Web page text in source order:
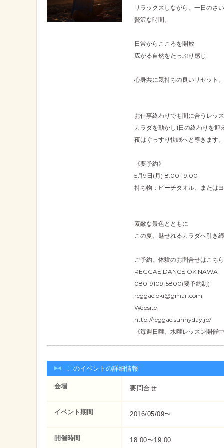
リラックスしながら、一日のさ
贅沢な時間。
日常からこころを開放
広がる自然をたっぷり感じ
心身共に気持ちの良いリセット。
お仕事終わりでも間に合うレッ
カラダを動かし1日の終わりを迎
夜はぐっすり快眠へと導きます。
《要予約》
5月9日(月)18:00-19:00
持ち物：ビーチタオル、または
素敵な景色とともに
この夏、魅せれるカラダへ引き
ご予約、体験のお問合せはこちら
REGGAE DANCE OKINAWA
080-9109-5800(要予約制)
reggae.oki@gmail.com
Website
http://reggae.sunnyday.jp/
《毎週日曜、水曜レッスン開催中
このイベントの詳細情報
会場 要問合せ
イベント期間 2016/05/09〜
開催時間 18:00〜19:00